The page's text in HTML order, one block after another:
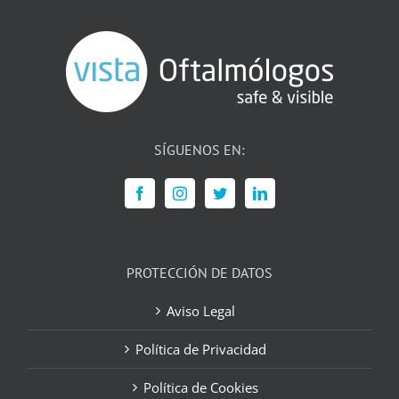
SÍGUENOS EN:
PROTECCIÓN DE DATOS
Aviso Legal
Política de Privacidad
Política de Cookies